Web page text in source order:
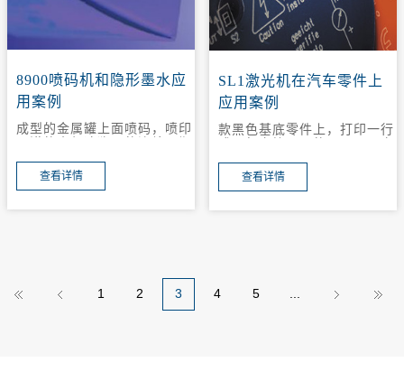
8900喷码机和隐形墨水应
用案例
成型的金属罐上面喷码，喷印
看到这些信息。
查看详情
SL1激光机在汽车零件上
应用案例
款黑色基底零件上，打印一行
查看详情
1 2 3 4 5